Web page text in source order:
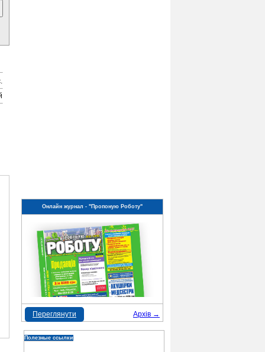
Онлайн журнал - "Пропоную Роботу"
Архів →
Переглянути
Полезные ссылки